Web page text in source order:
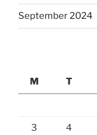
September 2024
M
T
3 4